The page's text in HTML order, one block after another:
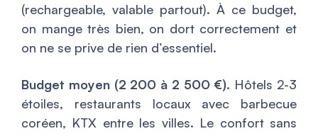
(rechargeable, valable partout). À ce budget,
on mange très bien, on dort correctement et
on ne se prive de rien d’essentiel.
Budget moyen (2 200 à 2 500 €). Hôtels 2-3
étoiles, restaurants locaux avec barbecue
coréen, KTX entre les villes. Le confort sans